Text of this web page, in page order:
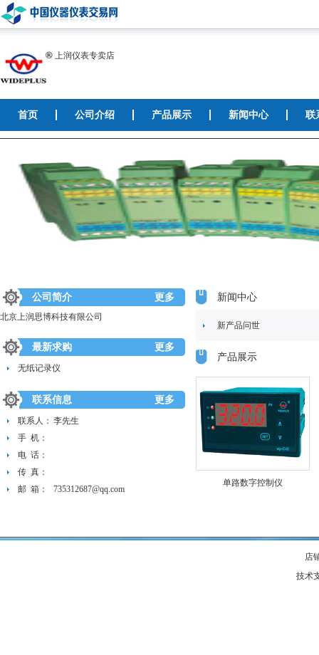
上润仪表专卖店
首页 公司介绍 产品展示 新闻中心 联
公司简介 更多
北京上润思博科技有限公司
最新求购 更多
无纸记录仪
联系信息 更多
联系人： 李先生
手 机：
电 话：
传 真：
邮 箱：
735312687@qq.com
新闻中心
新产品问世
产品展示
单路数字控制仪
店
技术